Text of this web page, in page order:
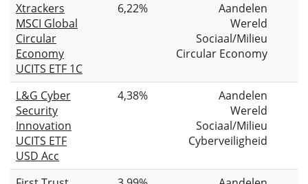
Xtrackers
MSCI Global
Circular
Economy
UCITS ETF 1C
6,22%
Aandelen
Wereld
Sociaal/Milieu
Circular Economy
L&G Cyber
Security
Innovation
UCITS ETF
USD Acc
4,38%
Aandelen
Wereld
Sociaal/Milieu
Cyberveiligheid